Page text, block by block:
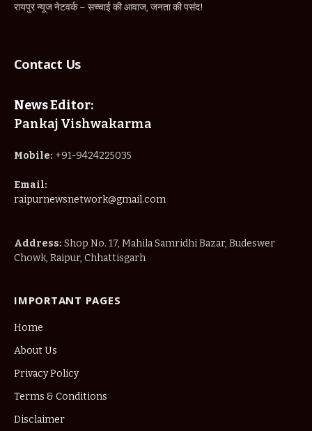
रायपुर न्यूज नेटवर्क – सच्चाई की आवाज, जनता की पसंद!
Contact Us
News Editor:
Pankaj Vishwakarma
Mobile: +91-9424225035
Email:
raipurnewsnetwork@gmail.com
Address: Shop No. 17, Mahila Samridhi Bazar, Budeswer
Chowk, Raipur, Chhattisgarh
IMPORTANT PAGES
Home
About Us
Privacy Policy
Terms & Conditions
Disclaimer